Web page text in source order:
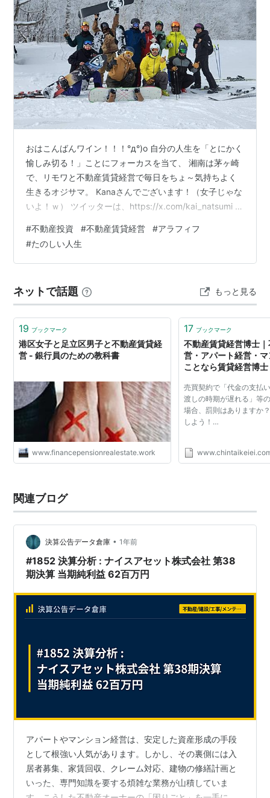
おはこんばんワイン！！！°д°)o 自分の人生を「とにかく
愉しみ切る！」ことにフォーカスを当て、 湘南は茅ヶ崎
で、リモワと不動産賃貸経営で毎日をちょ～気持ちよく
生きるオジサマ。 Kanaさんでございます！（女子じゃな
いよ！ｗ） ツイッターは、https://x.com/kai_natsumi 上
が劇的に変わる、、、わけがありません°д°)。 が、あな
たの人生にちょっとした「愉しみの」スパイスを与える
ことができる。 そんな意識ぬるい系ブログでございます♪
に〆のブログを書こう…
#不動産投資 #不動産賃貸経営 #アラフィフ
#たのしい人生
ネットで話題 もっと見る
19 ブックマーク
港区女子と足立区男子と不動産賃貸経
営 - 銀行員のための教科書
www.financepensionrealestate.work
17 ブックマーク
不動産賃貸経営博士
営・アパート経営・
ことなら賃貸経営博士
売買契約で「代金の支払
渡しの時期が遅れる」等
場合、罰則はありますか
しよう！…
関連ブログ
決算公告データ倉庫 • 1年前
#1852 決算分析 : ナイスアセット株式会社 第38
期決算 当期純利益 62百万円
アパートやマンション経営は、安定した資産形成の手段
として根強い人気があります。しかし、その裏側には入
居者募集、家賃回収、クレーム対応、建物の修繕計画と
いった、専門知識を要する煩雑な業務が山積していま